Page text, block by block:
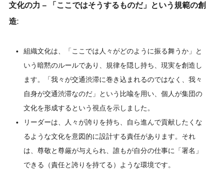
文化の力 – 「ここではそうするものだ」という規範の創
造:
組織文化は、「ここでは人々がどのように振る舞うか」と
いう暗黙のルールであり、規律を隠し持ち、現実を創造し
ます。「我々が交通渋滞に巻き込まれるのではなく、我々
自身が交通渋滞なのだ」という比喩を用い、個人が集団の
文化を形成するという視点を示しました。
リーダーは、人々が誇りを持ち、自ら進んで貢献したくな
るような文化を意図的に設計する責任があります。それ
は、尊敬と尊厳が与えられ、誰もが自分の仕事に「署名」
できる（責任と誇りを持てる）ような環境です。